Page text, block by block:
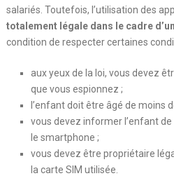
salariés. Toutefois, l’utilisation des
totalement légale dans le cadre
condition de respecter certaines
aux yeux de la loi, vous devez
que vous espionnez ;
l’enfant doit être âgé de moins
vous devez informer l’enfant
le smartphone ;
vous devez être propriétaire
la carte SIM utilisée.